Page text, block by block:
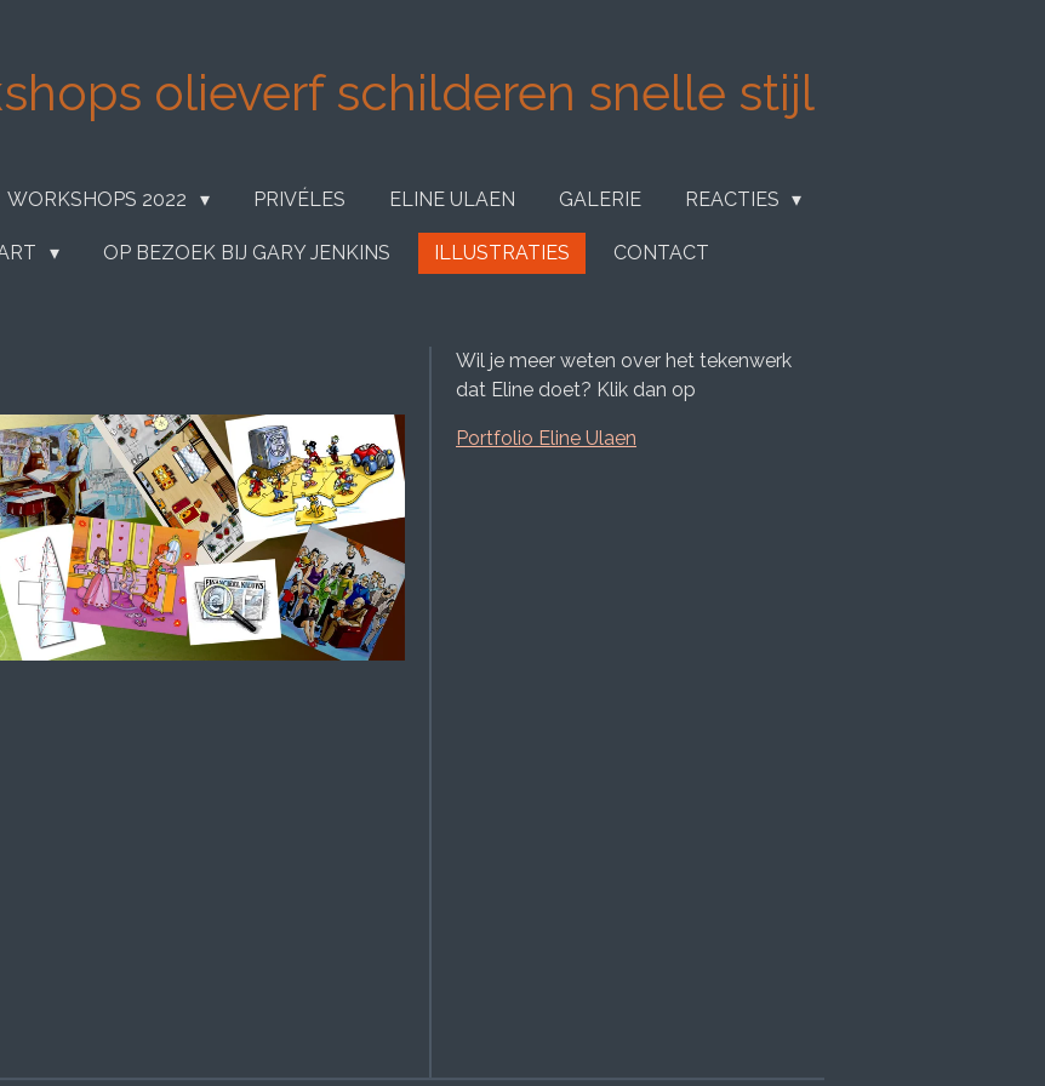
olieverf schilderen snelle stijl
WORKSHOPS 2022 PRIVÉLES ELINE ULAEN GALERIE REACTIES
OP BEZOEK BIJ GARY JENKINS ILLUSTRATIES CONTACT
Wil je meer weten over het tekenwerk
dat Eline doet? Klik dan op
Portfolio Eline Ulaen